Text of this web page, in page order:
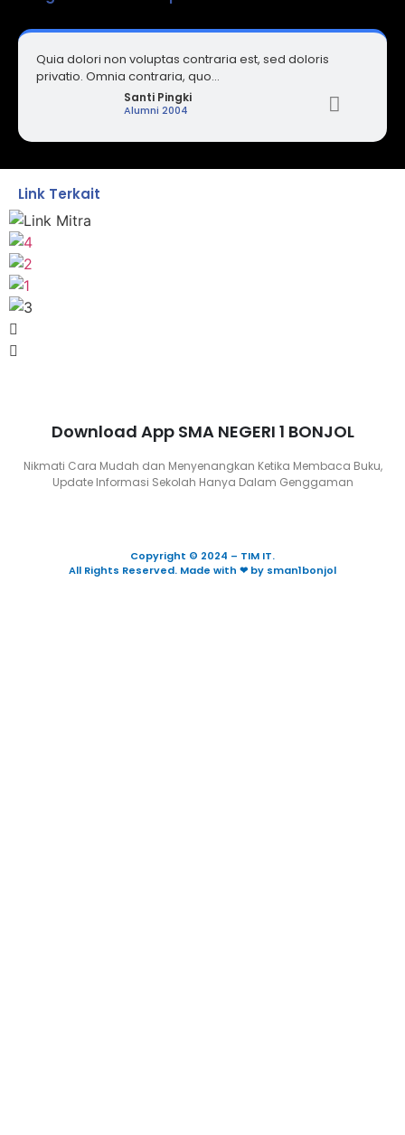
Quia dolori non voluptas contraria est, sed doloris
privatio. Omnia contraria, quo...
Santi Pingki
Alumni 2004
Link Terkait
Download App SMA NEGERI 1 BONJOL
Nikmati Cara Mudah dan Menyenangkan Ketika Membaca Buku,
Update Informasi Sekolah Hanya Dalam Genggaman
Copyright © 2024 – TIM IT.
All Rights Reserved. Made with ❤ by sman1bonjol